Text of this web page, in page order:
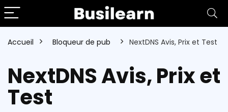
Accueil Bloqueur de pub NextDNS Avis, Prix et Test
NextDNS Avis, Prix et
Test